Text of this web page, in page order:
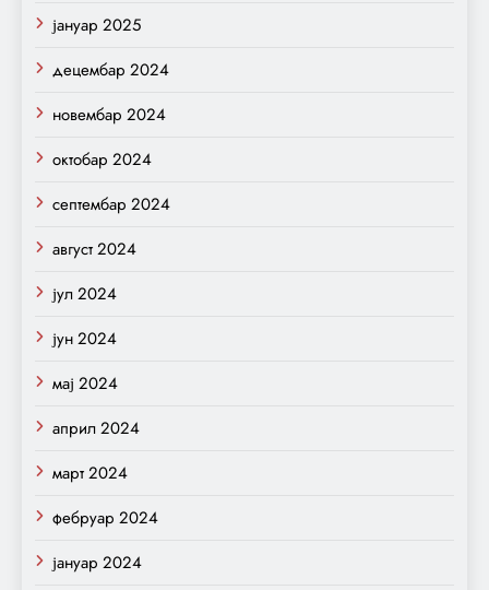
јануар 2025
децембар 2024
новембар 2024
октобар 2024
септембар 2024
август 2024
јул 2024
јун 2024
мај 2024
април 2024
март 2024
фебруар 2024
јануар 2024